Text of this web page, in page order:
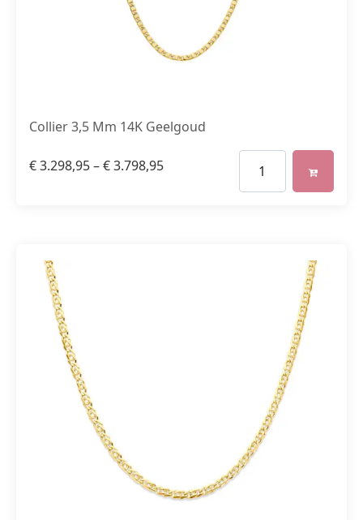
Collier 3,5 Mm 14K Geelgoud
€3.298,95–€3.798,95